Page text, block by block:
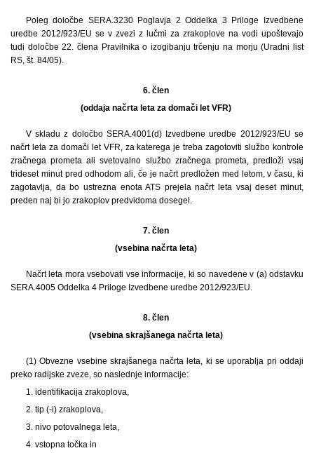
Poleg določbe SERA.3230 Poglavja 2 Oddelka 3 Priloge Izvedbene
uredbe 2012/923/EU se v zvezi z lučmi za zrakoplove na vodi upoštevajo
tudi določbe 22. člena Pravilnika o izogibanju trčenju na morju (Uradni list
RS, št. 84/05).
6. člen
(oddaja načrta leta za domači let VFR)
V skladu z določbo SERA.4001(d) Izvedbene uredbe 2012/923/EU se
načrt leta za domači let VFR, za katerega je treba zagotoviti službo kontrole
zračnega prometa ali svetovalno službo zračnega prometa, predloži vsaj
trideset minut pred odhodom ali, če je načrt predložen med letom, v času, ki
zagotavlja, da bo ustrezna enota ATS prejela načrt leta vsaj deset minut,
preden naj bi jo zrakoplov predvidoma dosegel.
7. člen
(vsebina načrta leta)
Načrt leta mora vsebovati vse informacije, ki so navedene v (a) odstavku
SERA.4005 Oddelka 4 Priloge Izvedbene uredbe 2012/923/EU.
8. člen
(vsebina skrajšanega načrta leta)
(1) Obvezne vsebine skrajšanega načrta leta, ki se uporablja pri oddaji
preko radijske zveze, so naslednje informacije:
1. identifikacija zrakoplova,
2. tip (-i) zrakoplova,
3. nivo potovalnega leta,
4. vstopna točka in